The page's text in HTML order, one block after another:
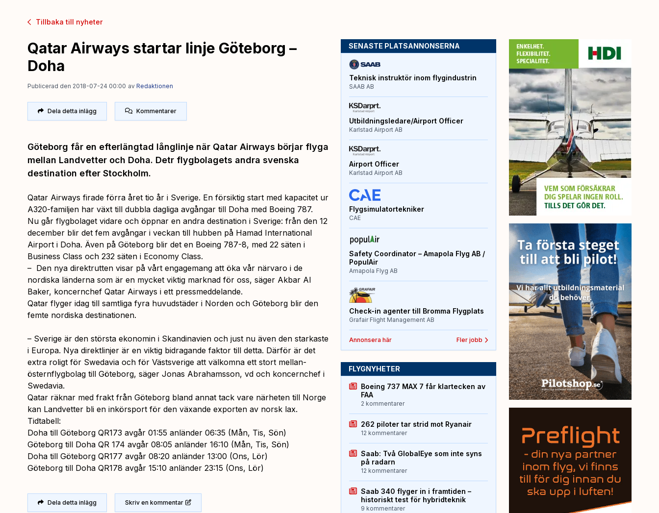
Tillbaka till nyheter
Qatar Airways startar linje Göteborg –
Doha
Publicerad den 2018-07-24 00:00 av Redaktionen
Dela detta inlägg Kommentarer
Göteborg får en efterlängtad långlinje när Qatar Airways börjar flyga
mellan Landvetter och Doha. Detr flygbolagets andra svenska
destination efter Stockholm.
Qatar Airways firade förra året tio år i Sverige. En försiktig start med kapacitet ur
A320-familjen har växt till dubbla dagliga avgångar till Doha med Boeing 787.
Nu går flygbolaget vidare och öppnar en andra destination i Sverige: från den 12
december blir det fem avgångar i veckan till hubben på Hamad International
Airport i Doha. Även på Göteborg blir det en Boeing 787-8, med 22 säten i
Business Class och 232 säten i Economy Class.
– Den nya direktrutten visar på vårt engagemang att öka vår närvaro i de
nordiska länderna som är en mycket viktig marknad för oss, säger Akbar Al
Baker, koncernchef Qatar Airways i ett pressmeddelande.
Qatar flyger idag till samtliga fyra huvudstäder i Norden och Göteborg blir den
femte nordiska destinationen.
– Sverige är den största ekonomin i Skandinavien och just nu även den starkaste
i Europa. Nya direktlinjer är en viktig bidragande faktor till detta. Därför är det
extra roligt för Swedavia och för Västsverige att välkomna ett stort mellan-
östernflygbolag till Göteborg, säger Jonas Abrahamsson, vd och koncernchef i
Swedavia.
Qatar räknar med frakt från Göteborg bland annat tack vare närheten till Norge
kan Landvetter bli en inkörsport för den växande exporten av norsk lax.
Tidtabell:
Doha till Göteborg QR173 avgår 01:55 anländer 06:35 (Mån, Tis, Sön)
Göteborg till Doha QR 174 avgår 08:05 anländer 16:10 (Mån, Tis, Sön)
Doha till Göteborg QR177 avgår 08:20 anländer 13:00 (Ons, Lör)
Göteborg till Doha QR178 avgår 15:10 anländer 23:15 (Ons, Lör)
Dela detta inlägg Skriv en kommentar
SENASTE PLATSANNONSERNA
Teknisk instruktör inom flygindustrin
SAAB AB
Utbildningsledare/Airport Officer
Karlstad Airport AB
Airport Officer
Karlstad Airport AB
Flygsimulatortekniker
CAE
Safety Coordinator – Amapola Flyg AB /
PopulAir
Amapola Flyg AB
Check-in agenter till Bromma Flygplats
Grafair Flight Management AB
Annonsera här Fler jobb
FLYGNYHETER
Boeing 737 MAX 7 får klartecken av
FAA
2 kommentarer
262 piloter tar strid mot Ryanair
12 kommentarer
Saab: Två GlobalEye som inte syns
på radarn
12 kommentarer
Saab 340 flyger in i framtiden –
historiskt test för hybridteknik
9 kommentarer